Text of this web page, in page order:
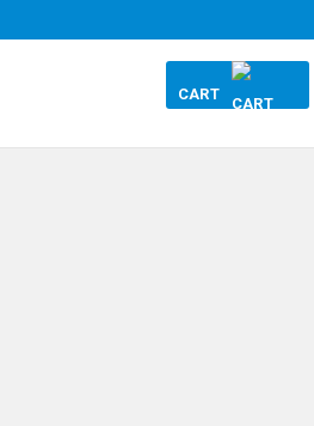
CART